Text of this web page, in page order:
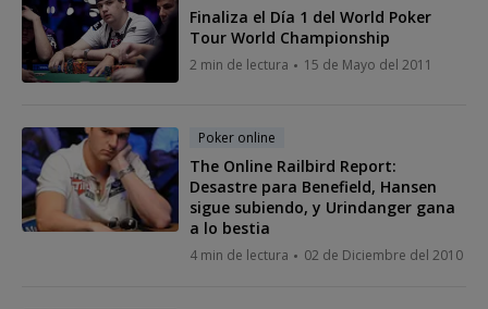
Finaliza el Día 1 del World Poker
Tour World Championship
2 min de lectura 15 de Mayo del 2011
Poker online
The Online Railbird Report:
Desastre para Benefield, Hansen
sigue subiendo, y Urindanger gana
a lo bestia
4 min de lectura 02 de Diciembre del 2010